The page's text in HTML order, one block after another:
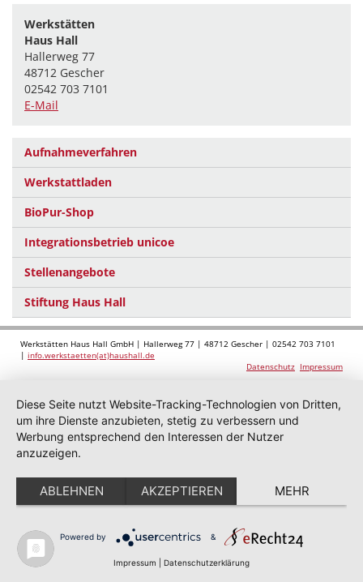
Werkstätten
Haus Hall
Hallerweg 77
48712 Gescher
02542 703 7101
E-Mail
Aufnahmeverfahren
Werkstattladen
BioPur-Shop
Integrationsbetrieb unicoe
Stellenangebote
Stiftung Haus Hall
Werkstätten Haus Hall GmbH | Hallerweg 77 | 48712 Gescher | 02542 703 7101
| info.werkstaetten(at)haushall.de
Datenschutz Impressum
Diese Seite nutzt Website-Tracking-Technologien von Dritten,
um ihre Dienste anzubieten, stetig zu verbessern und
Werbung entsprechend den Interessen der Nutzer
anzuzeigen.
ABLEHNEN AKZEPTIEREN MEHR
Powered by &
Impressum Datenschutzerklärung